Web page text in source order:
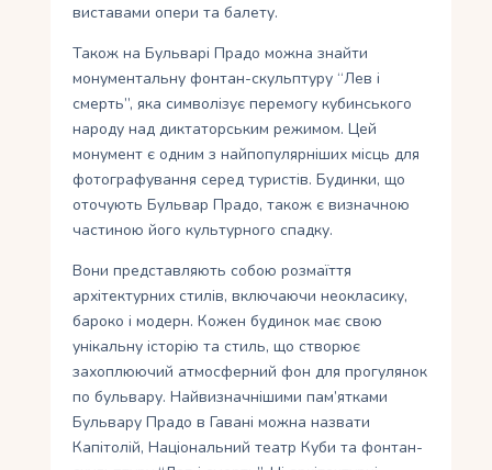
виставами опери та балету.
Також на Бульварі Прадо можна знайти
монументальну фонтан-скульптуру “Лев і
смерть”, яка символізує перемогу кубинського
народу над диктаторським режимом. Цей
монумент є одним з найпопулярніших місць для
фотографування серед туристів. Будинки, що
оточують Бульвар Прадо, також є визначною
частиною його культурного спадку.
Вони представляють собою розмаїття
архітектурних стилів, включаючи неокласику,
бароко і модерн. Кожен будинок має свою
унікальну історію та стиль, що створює
захоплюючий атмосферний фон для прогулянок
по бульвару. Найвизначнішими пам’ятками
Бульвару Прадо в Гавані можна назвати
Капітолій, Національний театр Куби та фонтан-